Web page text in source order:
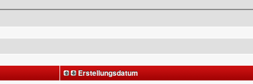
Erstellungsdatum